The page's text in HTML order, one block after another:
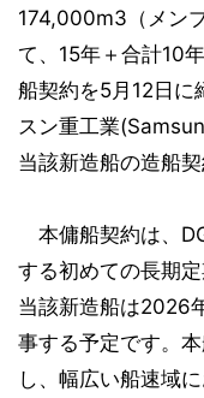
174,000m3（メン
て、15年＋合計10
船契約を5月12日に
スン重工業
当該新造船の造船
本傭船契約は、
する初めての長期定
当該新造船は2026
事する予定です。
し、幅広い船速域